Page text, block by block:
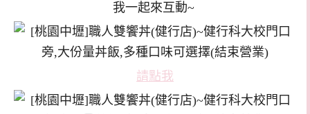
我一起來互動~
請點我